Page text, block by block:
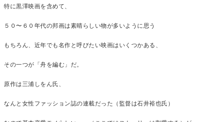
特に黒澤映画を含めて、
５０〜６０年代の邦画は素晴らしい物が多いように思う
もちろん、近年でも名作と呼びたい映画はいくつかある、
その一つが「舟を編む」だ。
原作は三浦しをん氏、
なんと女性ファッション誌の連載だった（監督は石井裕也氏）